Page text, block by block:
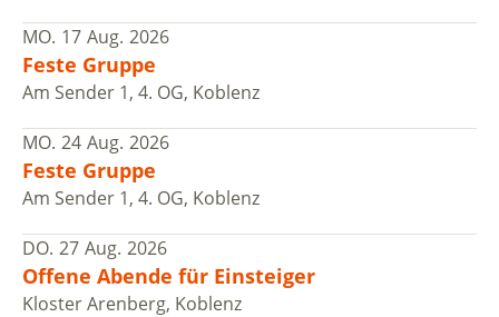
MO. 17 Aug. 2026
Feste Gruppe
Am Sender 1, 4. OG, Koblenz
MO. 24 Aug. 2026
Feste Gruppe
Am Sender 1, 4. OG, Koblenz
DO. 27 Aug. 2026
Offene Abende für Einsteiger
Kloster Arenberg, Koblenz